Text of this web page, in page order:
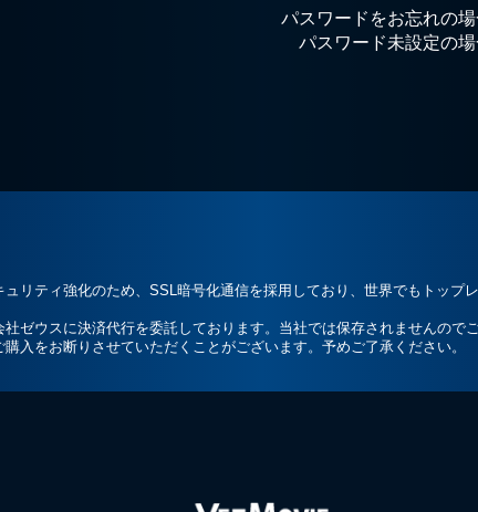
パスワードをお忘れの場
パスワード未設定の場
リティ強化のため、SSL暗号化通信を採用しており、世界でもトップ
ゼウスに決済代行を委託しております。当社では保存されませんので
入をお断りさせていただくことがございます。予めご了承ください。